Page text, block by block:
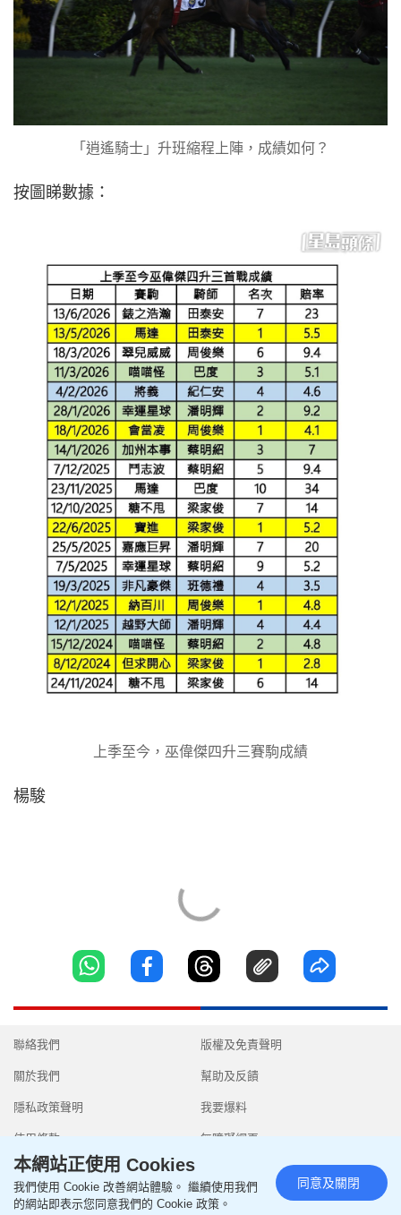
「逍遙騎士」升班縮程上陣，成績如何？
按圖睇數據：
上季至今，巫偉傑四升三賽駒成績
楊駿
聯絡我們
關於我們
隱私政策聲明
使用條款
版權及免責聲明
幫助及反饋
我要爆料
無障礙網頁
Copyright © 2026 SingTao Ltd.All rights reserved.
本網站正使用 Cookies
我們使用 Cookie 改善網站體驗。 繼續使用我們
的網站即表示您同意我們的 Cookie 政策。
同意及關閉